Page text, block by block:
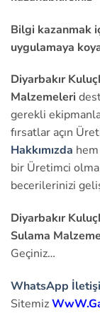
Bilgi kazanmak
uygulamaya
Diyarbakır
Malzemeleri
gerekli
fırsatlar açın
Hakkımızda
bir Üretimci
becerilerinizi
Diyarbakır
Sulama
Geçiniz…
WhatsApp
Sitemiz